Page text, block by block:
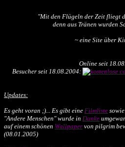
"Mit den Flügeln der Zeit fliegt
denn aus Tränen wurden
~ eine Site über
Online seit
Besucher seit 18.08.2004:
Updates:
Es geht voran ;)... Es gibt eine Filmliste
"Andere Menschen" wurde in Danke
auf einem schönen Wallpaper von pilgrim
(08.01.2005)